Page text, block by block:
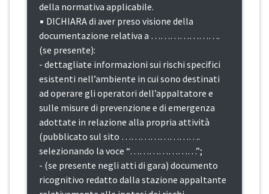
della normativa applicabile.
▪ DICHIARA di aver preso visione della
documentazione relativa a ………………….
(se presente):
- dettagliate informazioni sui rischi specifici
esistenti nell’ambiente in cui sono destinati
ad operare gli operatori dell’appaltatore e
sulle misure di prevenzione e di emergenza
adottate in relazione alla propria attività
(pubblicato sul sito …………………….
selezionando la voce “…………………”;
- (se presente negli atti di gara) documento
ricognitivo redatto dalla stazione appaltante